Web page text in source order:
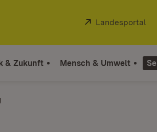
Extern:
Landesportal
& Zukunft Mensch & Umwelt